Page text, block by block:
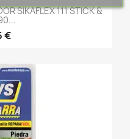
SIKAFLEX 111 STICK &
€